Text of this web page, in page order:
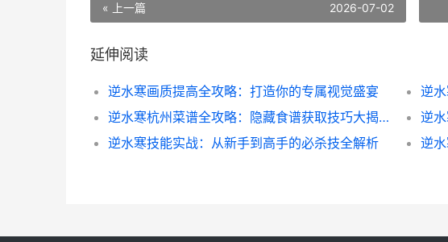
« 上一篇 2026-07-02
延伸阅读
逆水寒画质提高全攻略：打造你的专属视觉盛宴
逆水寒杭州菜谱全攻略：隐藏食谱获取技巧大揭秘
逆水寒技能实战：从新手到高手的必杀技全解析
逆